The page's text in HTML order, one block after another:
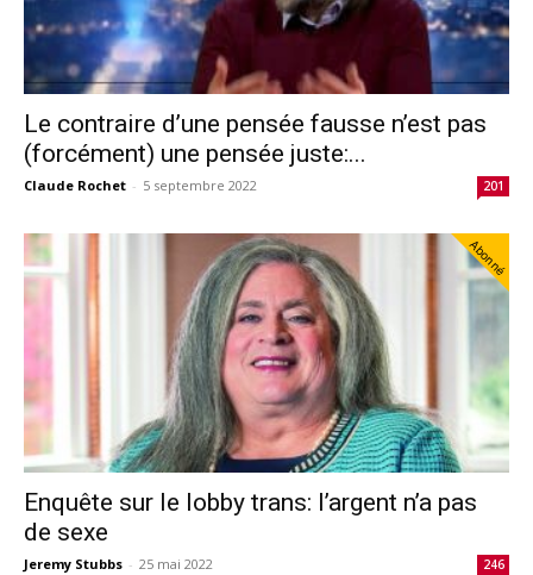
Le contraire d’une pensée fausse n’est pas
(forcément) une pensée juste:...
Claude Rochet - 5 septembre 2022 201
Abonné
Enquête sur le lobby trans: l’argent n’a pas
de sexe
Jeremy Stubbs - 25 mai 2022 246